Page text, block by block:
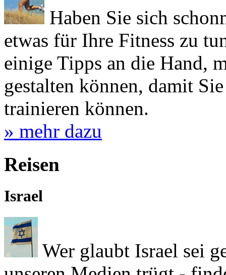
Haben Sie sich
etwas für Ihre Fitness zu
einige Tipps an die Hand,
gestalten können, damit
trainieren können.
» mehr dazu
Reisen
Israel
Wer glaubt Israel sei